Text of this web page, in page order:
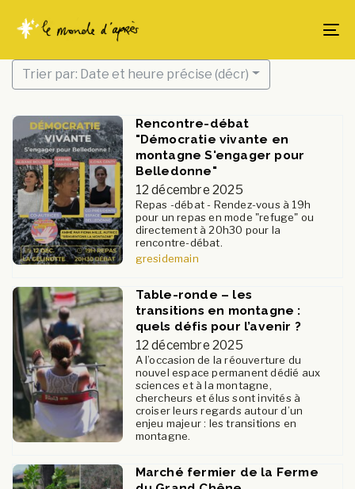
links
content
Trier par: Date et heure précise (décr)
Rencontre-débat
"Démocratie vivante en
montagne S'engager pour
Belledonne"
12 décembre 2025
Repas -débat - Rendez-vous à 19h
pour un repas en mode "refuge" ou
directement à 20h30 pour la
rencontre-débat.
gresidemain
Table-ronde – les
transitions en montagne :
quels défis pour l’avenir ?
12 décembre 2025
A l’occasion de la réouverture du
nouvel espace permanent dédié aux
sciences et à la montagne,
chercheurs et élus sont invités à
croiser leurs regards autour d’un
enjeu majeur : les transitions en
montagne.
Marché fermier de la Ferme